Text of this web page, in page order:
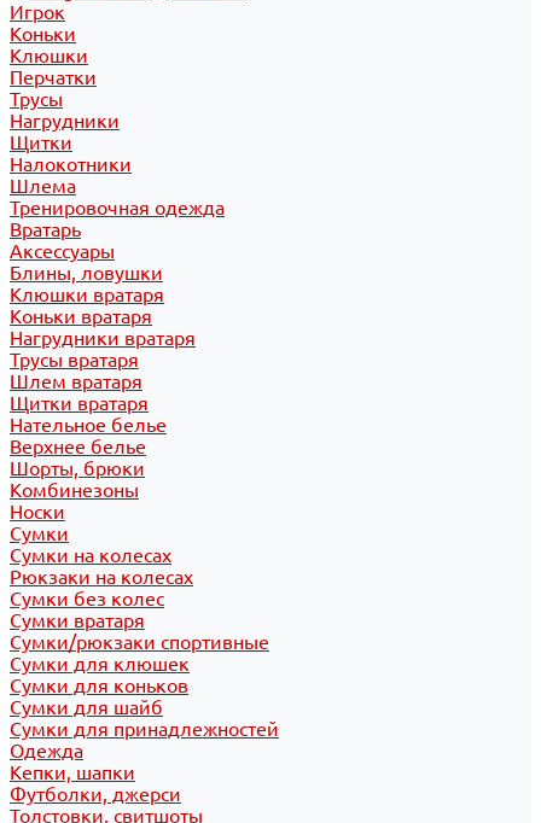
Игрок
Коньки
Клюшки
Перчатки
Трусы
Нагрудники
Щитки
Налокотники
Шлема
Тренировочная одежда
Вратарь
Аксессуары
Блины, ловушки
Клюшки вратаря
Коньки вратаря
Нагрудники вратаря
Трусы вратаря
Шлем вратаря
Щитки вратаря
Нательное белье
Верхнее белье
Шорты, брюки
Комбинезоны
Носки
Сумки
Сумки на колесах
Рюкзаки на колесах
Сумки без колес
Сумки вратаря
Сумки/рюкзаки спортивные
Сумки для клюшек
Сумки для коньков
Сумки для шайб
Сумки для принадлежностей
Одежда
Кепки, шапки
Футболки, джерси
Толстовки, свитшоты